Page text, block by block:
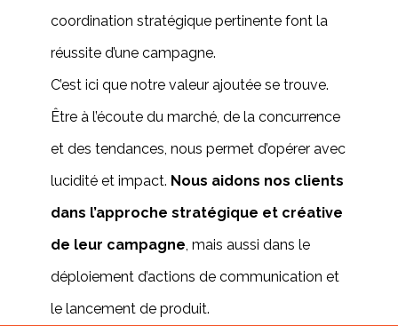
coordination stratégique pertinente font la
réussite d’une campagne.
C’est ici que notre valeur ajoutée se trouve.
Être à l’écoute du marché, de la concurrence
et des tendances, nous permet d’opérer avec
lucidité et impact. Nous aidons nos clients
dans l’approche stratégique et créative
de leur campagne, mais aussi dans le
déploiement d’actions de communication et
le lancement de produit.